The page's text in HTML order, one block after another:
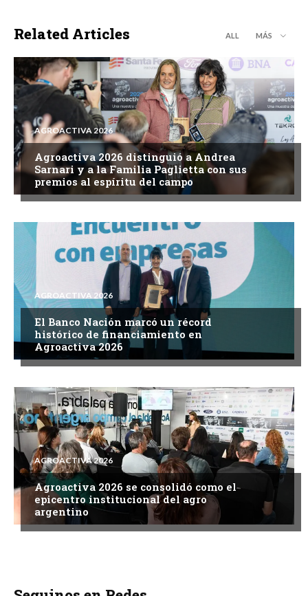
Related Articles ALL MÁS
AGROACTIVA 2026
Agroactiva 2026 distinguió a Andrea
Sarnari y a la Familia Paglietta con sus
premios al espíritu del campo
AGROACTIVA 2026
El Banco Nación marcó un récord
histórico de financiamiento en
Agroactiva 2026
AGROACTIVA 2026
Agroactiva 2026 se consolidó como el
epicentro institucional del agro
argentino